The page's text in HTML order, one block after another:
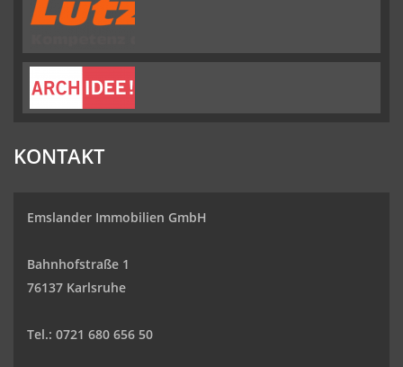
KONTAKT
Emslander Immobilien GmbH
Bahnhofstraße 1
76137 Karlsruhe
Tel.: 0721 680 656 50